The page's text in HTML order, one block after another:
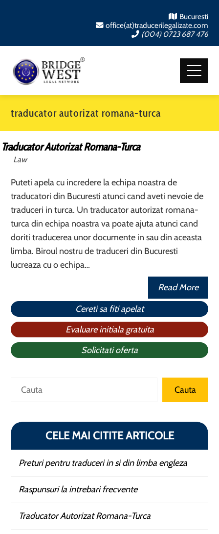
Bucuresti
office(at)traducerilegalizate.com
(004) 0723 687 476
traducator autorizat romana-turca
Traducator Autorizat Romana-Turca
Law
Puteti apela cu incredere la echipa noastra de
traducatori din Bucuresti atunci cand aveti nevoie de
traduceri in turca. Un traducator autorizat romana-
turca din echipa noastra va poate ajuta atunci cand
doriti traducerea unor documente in sau din aceasta
limba. Biroul nostru de traduceri din Bucuresti
lucreaza cu o echipa…
Read More
Cereti sa fiti apelat
Evaluare initiala gratuita
Solicitati oferta
Search Cauta
CELE MAI CITITE ARTICOLE
Preturi pentru traduceri in si din limba engleza
Raspunsuri la intrebari frecvente
Traducator Autorizat Romana-Turca